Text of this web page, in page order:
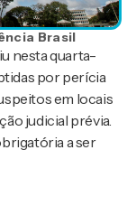
Brasil
nesta quarta-
por perícia
em locais
judicial prévia.
a ser